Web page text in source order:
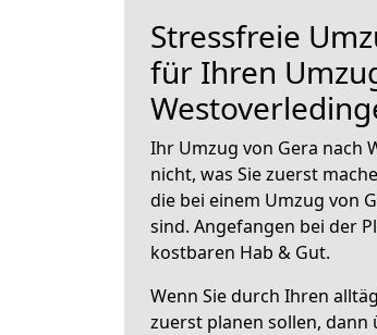
Stressfreie
für Ihren
Ihr Umzug von Gera nach
nicht, was Sie zuerst
die bei einem Umzug von
sind. Angefangen bei der
kostbaren Hab & Gut.
Wenn Sie durch Ihren
zuerst planen sollen,